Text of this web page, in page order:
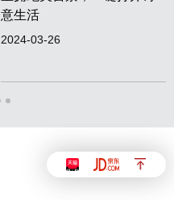
意生活
2024-03-26